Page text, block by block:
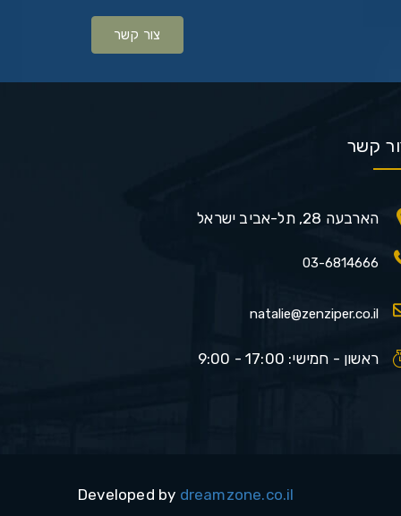
צור קשר
קשר
הארבעה 28, תל-אביב ישראל
03-6814666
natalie@zenziper.co.il
ראשון - חמישי: 17:00 - 9:00
Developed by dreamzone.co.il